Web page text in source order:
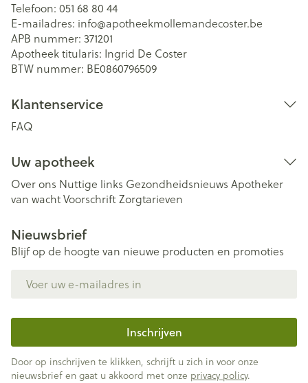
Telefoon: 051 68 80 44
E-mailadres: info@apotheekmollemandecoster.be
APB nummer: 371201
Apotheek titularis: Ingrid De Coster
BTW nummer: BE0860796509
Klantenservice
FAQ
Uw apotheek
Over ons Nuttige links Gezondheidsnieuws Apotheker
van wachtVoorschriftZorgtarieven
Nieuwsbrief
Blijf op de hoogte van nieuwe producten en promoties
Inschrijven
Door op inschrijven te klikken, schrijft u zich in voor onze
nieuwsbrief en gaat u akkoord met onze privacy policy.